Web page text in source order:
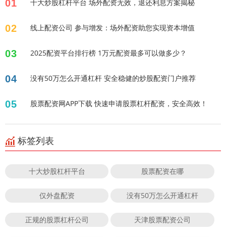
01 十大炒股杠杆平台 场外配资无效，退还利息方案揭秘
02 线上配资公司 参与增发：场外配资助您实现资本增值
03 2025配资平台排行榜 1万元配资最多可以做多少？
04 没有50万怎么开通杠杆 安全稳健的炒股配资门户推荐
05 股票配资网APP下载 快速申请股票杠杆配资，安全高效！
标签列表
十大炒股杠杆平台 股票配资在哪
仅外盘配资 没有50万怎么开通杠杆
正规的股票杠杆公司 天津股票配资公司